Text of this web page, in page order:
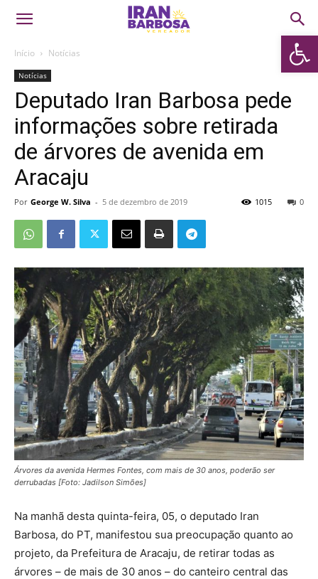
Abrir
Início Notícias
Notícias
Deputado Iran Barbosa pede
informações sobre retirada
de árvores de avenida em
Aracaju
Por George W. Silva - 5 de dezembro de 2019 0
1015
Árvores da avenida Hermes Fontes, com mais de 30 anos, poderão ser
derrubadas [Foto: Jadilson Simões]
Na manhã desta quinta-feira, 05, o deputado Iran
Barbosa, do PT, manifestou sua preocupação quanto ao
projeto, da Prefeitura de Aracaju, de retirar todas as
árvores – de mais de 30 anos – do canteiro central das